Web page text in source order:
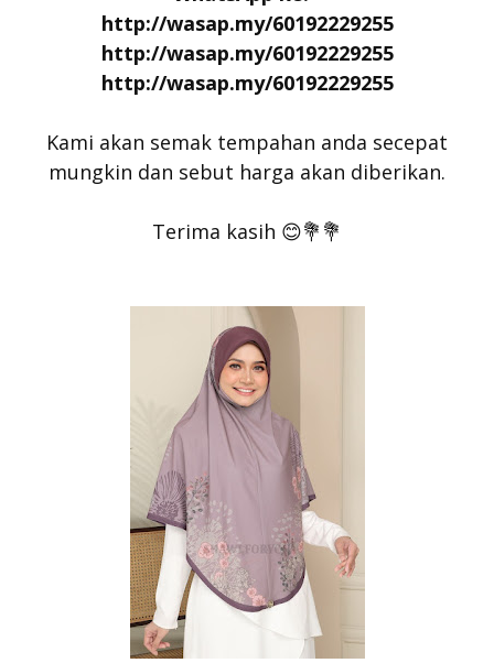
http://wasap.my/60192229255
http://wasap.my/60192229255
http://wasap.my/60192229255
Kami akan semak tempahan anda secepat
mungkin dan sebut harga akan diberikan.
Terima kasih 😊💐💐